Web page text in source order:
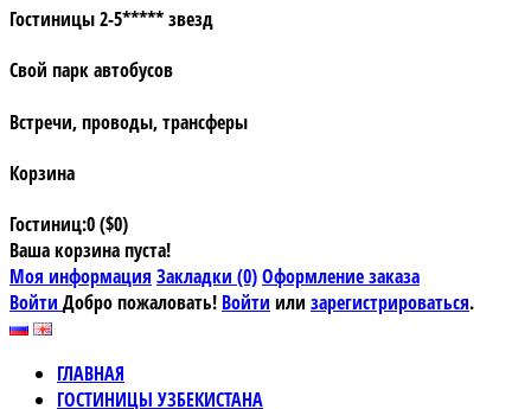
Гостиницы 2-5***** звезд
Свой парк автобусов
Встречи, проводы, трансферы
Корзина
Гостиниц:0 ($0)
Ваша корзина пуста!
Моя информация Закладки (0)Оформление заказа
Войти Добро пожаловать! Войти или зарегистрироваться.
ГЛАВНАЯ
ГОСТИНИЦЫ УЗБЕКИСТАНА